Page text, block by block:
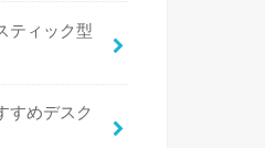
ティック型
すめデスク